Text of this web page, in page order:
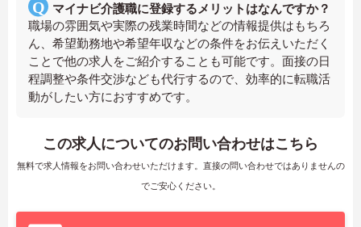
マイナビ介護職に登録するメリットはなんですか？
職場の雰囲気や実際の残業時間などの情報提供はもちろ
ん、希望勤務地や希望年収などの条件をお伝えいただく
ことで他の求人をご紹介することも可能です。面接の日
程調整や条件交渉なども代行するので、効率的に転職活
動がしたい方におすすめです。
この求人についてのお問い合わせはこちら
無料で求人情報をお問い合わせいただけます。直接の問い合わせではありませんの
でご安心ください。